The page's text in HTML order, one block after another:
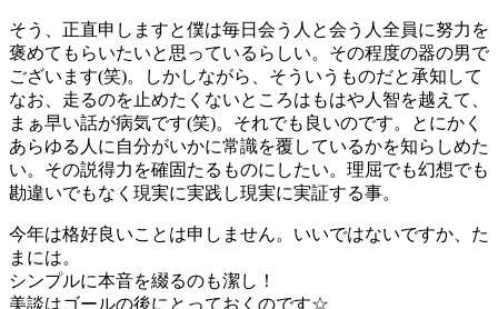
そう、正直申しますと僕は毎日会う人と会う人全員に努力を
褒めてもらいたいと思っているらしい。その程度の器の男で
ございます(笑)。しかしながら、そういうものだと承知して
なお、走るのを止めたくないところはもはや人智を越えて、
まぁ早い話が病気です(笑)。それでも良いのです。とにかく
あらゆる人に自分がいかに常識を覆しているかを知らしめた
い。その説得力を確固たるものにしたい。理屈でも幻想でも
勘違いでもなく現実に実践し現実に実証する事。
今年は格好良いことは申しません。いいではないですか、た
まには。
シンプルに本音を綴るのも潔し！
美談はゴールの後にとっておくのです☆